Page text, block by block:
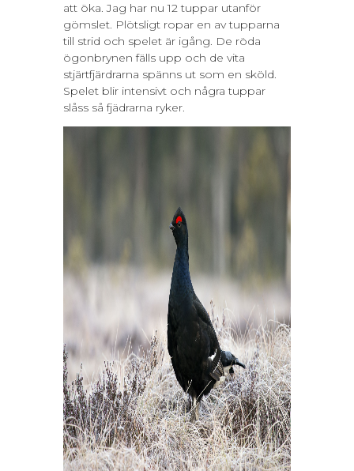
att öka. Jag har nu 12 tuppar utanför
gömslet. Plötsligt ropar en av tupparna
till strid och spelet är igång. De röda
ögonbrynen fälls upp och de vita
stjärtfjärdrarna spänns ut som en sköld.
Spelet blir intensivt och några tuppar
slåss så fjädrarna ryker.